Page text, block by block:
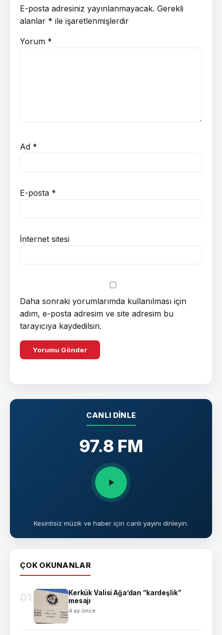
E-posta adresiniz yayınlanmayacak. Gerekli
alanlar * ile işaretlenmişlerdir
Yorum *
Ad *
E-posta *
İnternet sitesi
Daha sonraki yorumlarımda kullanılması için
adım, e-posta adresim ve site adresim bu
tarayıcıya kaydedilsin.
CANLI DINLE
97.8 FM
Kesintisiz müzik ve haber için canlı yayını dinleyin.
ÇOK OKUNANLAR
01
Kerkük Valisi Ağa’dan “kardeşlik”
mesajı
4 ay önce